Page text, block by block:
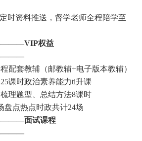
时资料推送，督学老师全程陪学至
权益
配套教辅（邮教辅+电子版本教辅）
课时政治素养能力ti升课
理题型、总结方法8课时
盘点热点时政共计24场
面试课程